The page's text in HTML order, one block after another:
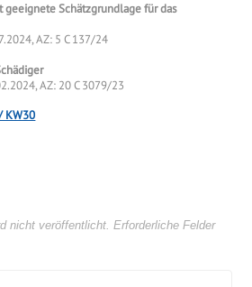
geeignete Schätzgrundlage für das
AZ: 5 C 137/24
AZ: 20 C 3079/23
KW30
nicht veröffentlicht. Erforderliche Felder